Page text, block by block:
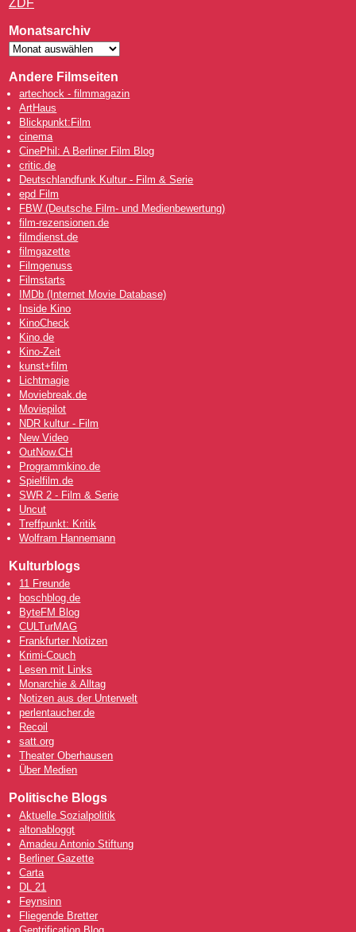
ZDF
Monatsarchiv
Andere Filmseiten
artechock - filmmagazin
ArtHaus
Blickpunkt:Film
cinema
CinePhil: A Berliner Film Blog
critic.de
Deutschlandfunk Kultur - Film & Serie
epd Film
FBW (Deutsche Film- und Medienbewertung)
film-rezensionen.de
filmdienst.de
filmgazette
Filmgenuss
Filmstarts
IMDb (Internet Movie Database)
Inside Kino
KinoCheck
Kino.de
Kino-Zeit
kunst+film
Lichtmagie
Moviebreak.de
Moviepilot
NDR kultur - Film
New Video
OutNow.CH
Programmkino.de
Spielfilm.de
SWR 2 - Film & Serie
Uncut
Treffpunkt: Kritik
Wolfram Hannemann
Kulturblogs
11 Freunde
boschblog.de
ByteFM Blog
CULTurMAG
Frankfurter Notizen
Krimi-Couch
Lesen mit Links
Monarchie & Alltag
Notizen aus der Unterwelt
perlentaucher.de
Recoil
satt.org
Theater Oberhausen
Über Medien
Politische Blogs
Aktuelle Sozialpolitik
altonabloggt
Amadeu Antonio Stiftung
Berliner Gazette
Carta
DL 21
Feynsinn
Fliegende Bretter